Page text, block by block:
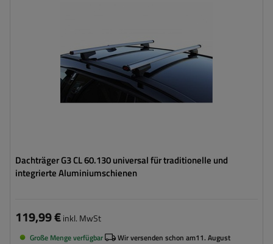
Dachträger G3 CL 60.130 universal für traditionelle und
integrierte Aluminiumschienen
119,99 €inkl. MwSt
Große Menge verfügbar Wir versenden schon am11. August